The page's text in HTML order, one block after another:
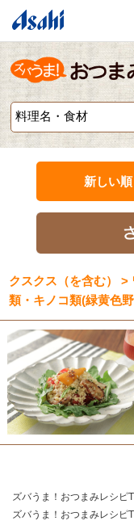
新しい順
クスクス（を含む） >
類・キノコ類(緑黄色
ズバうま！おつまみレシピ
ズバうま！おつまみレシピ